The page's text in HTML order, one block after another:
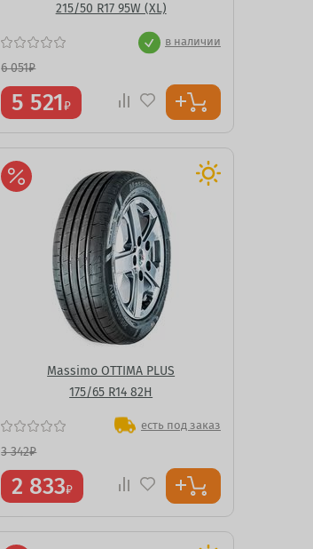
215/50 R17 95W (XL)
в наличии
6 051₽
5 521₽
Massimo OTTIMA PLUS
175/65 R14 82H
есть под заказ
3 342₽
2 833₽